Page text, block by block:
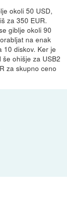
okoli 50 USD,
za 350 EUR.
giblje okoli 90
na enak
10 diskov. Ker je
ohišje za USB2
za skupno ceno